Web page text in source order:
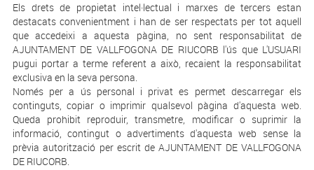
Els drets de propietat intel·lectual i marxes de tercers estan
destacats convenientment i han de ser respectats per tot aquell
que accedeixi a aquesta pàgina, no sent responsabilitat de
AJUNTAMENT DE VALLFOGONA DE RIUCORB l'ús que L'USUARI
pugui portar a terme referent a això, recaient la responsabilitat
exclusiva en la seva persona.
Només per a ús personal i privat es permet descarregar els
continguts, copiar o imprimir qualsevol pàgina d'aquesta web.
Queda prohibit reproduir, transmetre, modificar o suprimir la
informació, contingut o advertiments d'aquesta web sense la
prèvia autorització per escrit de AJUNTAMENT DE VALLFOGONA
DE RIUCORB.